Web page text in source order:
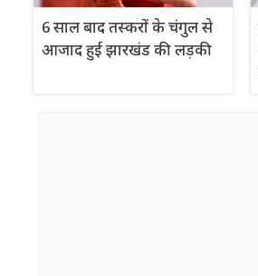
6 साल बाद तस्करों के चंगुल से
आजाद हुई झारखंड की लड़की